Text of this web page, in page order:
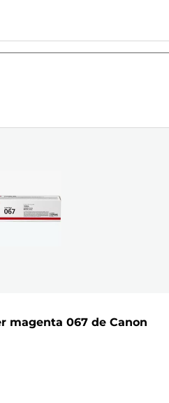
magenta 067 de Canon